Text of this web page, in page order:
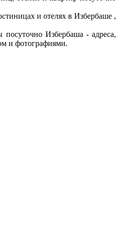
и отелях в Избербаше ,
Избербаша - адреса,
и фотографиями.